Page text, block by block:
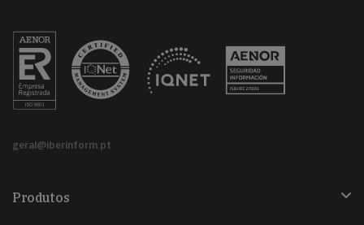
geral@iberinform.pt
Produtos